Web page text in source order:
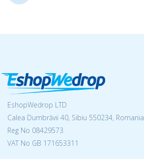
EshopWedrop LTD
Calea Dumbrăvii 40, Sibiu 550234, Romania
Reg No 08429573
VAT No GB 171653311